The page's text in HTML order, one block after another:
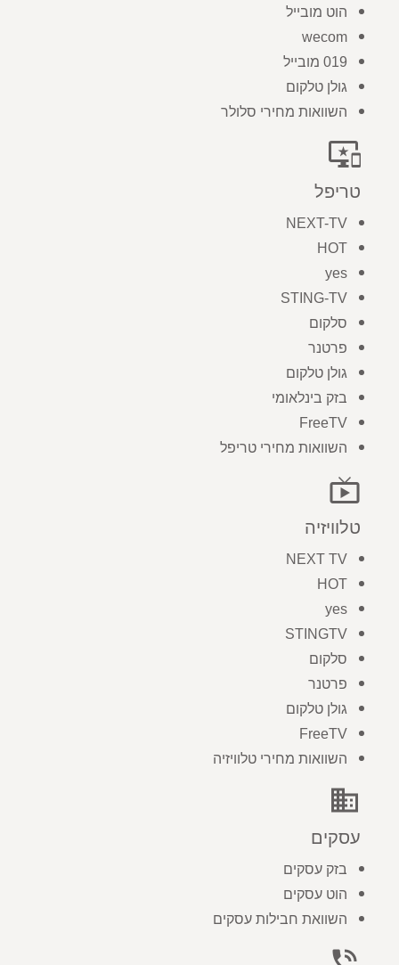
הוט מובייל
wecom
019 מובייל
גולן טלקום
השוואות מחירי סלולר
important_devices
טריפל
NEXT-TV
HOT
yes
STING-TV
סלקום
פרטנר
גולן טלקום
בזק בינלאומי
FreeTV
השוואות מחירי טריפל
live_tv
טלוויזיה
NEXT TV
HOT
yes
STINGTV
סלקום
פרטנר
גולן טלקום
FreeTV
השוואות מחירי טלוויזיה
business
עסקים
בזק עסקים
הוט עסקים
השוואת חבילות עסקים